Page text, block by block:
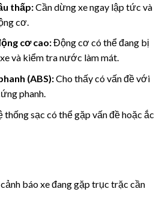
thấp:Cần dừng xe ngay lập tức và
cơ.
cơ cao:Động cơ có thể đang bị
và kiểm tra nước làm mát.
(ABS):Cho thấy có vấn đề với
phanh.
thống sạc có thể gặp vấn đề hoặc ắc
báo xe đang gặp trục trặc cần